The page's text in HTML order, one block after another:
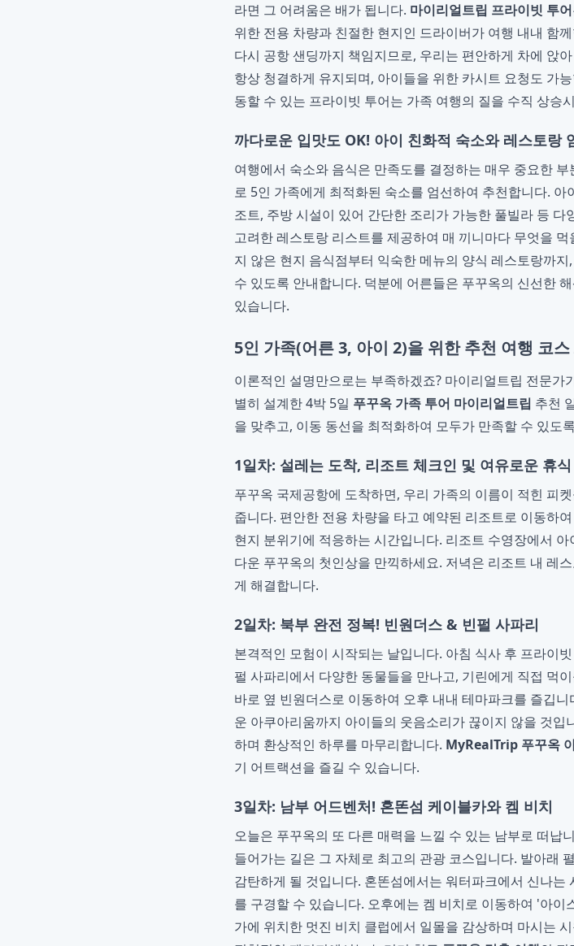
라면 그 어려움은 배가 됩니다. 마이리얼트립 프라이빗 투어
위한 전용 차량과 친절한 현지인 드라이버가 여행 내내 함
다시 공항 샌딩까지 책임지므로, 우리는 편안하게 차에 앉
항상 청결하게 유지되며, 아이들을 위한 카시트 요청도 가
동할 수 있는 프라이빗 투어는 가족 여행의 질을 수직 상승
까다로운 입맛도 OK! 아이 친화적 숙소와 레스토랑
여행에서 숙소와 음식은 만족도를 결정하는 매우 중요한
로 5인 가족에게 최적화된 숙소를 엄선하여 추천합니다.
조트, 주방 시설이 있어 간단한 조리가 가능한 풀빌라 등
고려한 레스토랑 리스트를 제공하여 매 끼니마다 무엇을
지 않은 현지 음식점부터 익숙한 메뉴의 양식 레스토랑까
수 있도록 안내합니다. 덕분에 어른들은 푸꾸옥의 신선한
있습니다.
5인 가족(어른 3, 아이 2)을 위한 추천 여행 코
이론적인 설명만으로는 부족하겠죠? 마이리얼트립 전문
별히 설계한 4박 5일 푸꾸옥 가족 투어 마이리얼트립 추천
을 맞추고, 이동 동선을 최적화하여 모두가 만족할 수 있도
1일차: 설레는 도착, 리조트 체크인 및 여유로운 휴식
푸꾸옥 국제공항에 도착하면, 우리 가족의 이름이 적힌 피
줍니다. 편안한 전용 차량을 타고 예약된 리조트로 이동하
현지 분위기에 적응하는 시간입니다. 리조트 수영장에서
다운 푸꾸옥의 첫인상을 만끽하세요. 저녁은 리조트 내 레
게 해결합니다.
2일차: 북부 완전 정복! 빈원더스 & 빈펄 사파리
본격적인 모험이 시작되는 날입니다. 아침 식사 후 프라이
펄 사파리에서 다양한 동물들을 만나고, 기린에게 직접 먹
바로 옆 빈원더스로 이동하여 오후 내내 테마파크를 즐깁
운 아쿠아리움까지 아이들의 웃음소리가 끊이지 않을 것
하며 환상적인 하루를 마무리합니다. MyRealTrip 푸꾸옥
기 어트랙션을 즐길 수 있습니다.
3일차: 남부 어드벤처! 혼똔섬 케이블카와 켐 비치
오늘은 푸꾸옥의 또 다른 매력을 느낄 수 있는 남부로 떠납
들어가는 길은 그 자체로 최고의 관광 코스입니다. 발아래
감탄하게 될 것입니다. 혼똔섬에서는 워터파크에서 신나
를 구경할 수 있습니다. 오후에는 켐 비치로 이동하여 '아
가에 위치한 멋진 비치 클럽에서 일몰을 감상하며 마시는